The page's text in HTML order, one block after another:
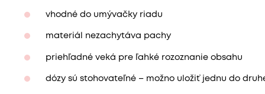
vhodné do umývačky riadu
materiál nezachytáva pachy
priehľadné veká pre ľahké rozoznanie obsahu
dózy sú stohovateľné – možno uložiť jednu do